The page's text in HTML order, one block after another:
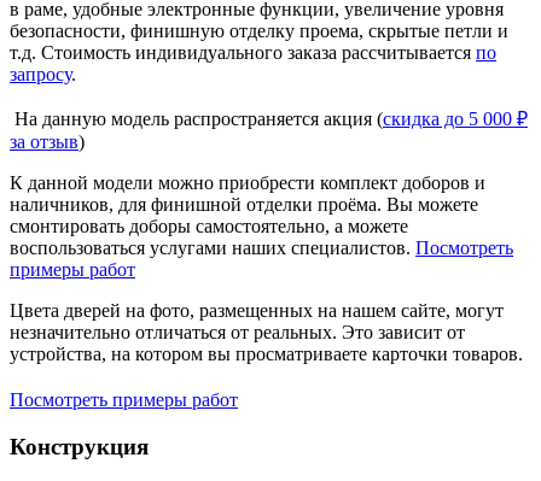
в раме, удобные электронные функции, увеличение уровня
безопасности, финишную отделку проема, скрытые петли и
т.д. Стоимость индивидуального заказа рассчитывается по
запросу.
На данную модель распространяется акция (скидка до 5 000 ₽
за отзыв)
К данной модели можно приобрести комплект доборов и
наличников, для финишной отделки проёма. Вы можете
смонтировать доборы самостоятельно, а можете
воспользоваться услугами наших специалистов. Посмотреть
примеры работ
Цвета дверей на фото, размещенных на нашем сайте, могут
незначительно отличаться от реальных. Это зависит от
устройства, на котором вы просматриваете карточки товаров.
Посмотреть примеры работ
Конструкция